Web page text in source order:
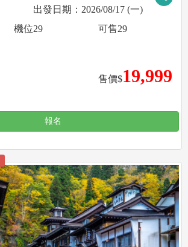
2026/08/17 (一)
售價$19,999
機位29 可售29
報名